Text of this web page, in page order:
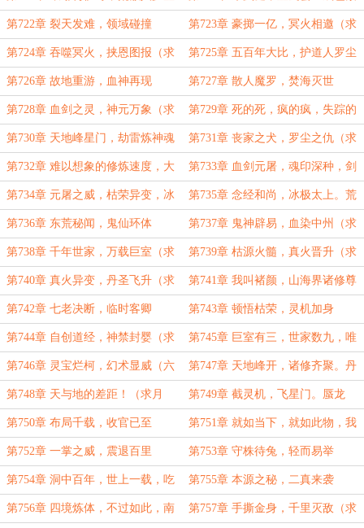
（求月票） 府，败也紫府？
第722章 裂天发难，领域碰撞 第723章 豪掷一亿，冥火相邀（求
月票）
第724章 吞噬冥火，挟恩图报（求
月票）
第725章 五百年大比，护道人罗尘
（求月票）
第726章 故地重游，血神再现 第727章 散人魔罗，焚海灭世
第728章 血剑之灵，神元万象（求
月票！）
第729章 死的死，疯的疯，失踪的
失踪，不祥之海（六千字大章求月
票）
第730章 天地峰星门，劫雷炼神魂
（求月票）
第731章 丧家之犬，罗尘之仇（求
月票）
第732章 难以想象的修炼速度，大
器晚成（求月票！）
第733章 血剑元屠，魂印深种，剑
戟起航，神元封城（求月票！）
第734章 元屠之威，枯荣异变，冰
极宗之难，鬼仙楼再现（求月票！）
第735章 念经和尚，冰极太上。荒
兽一吼，大能出手（求月票）
第736章 东荒秘闻，鬼仙环体 第737章 鬼神辟易，血染中州（求
月票！）
第738章 千年世家，万载巨室（求
月票！）
第739章 枯源火髓，真火晋升（求
月票！）
第740章 真火异变，丹圣飞升（求
月票！）
第741章 我叫褚颜，山海界诸修尊
我为丹圣（求月票！）
第742章 七老决断，临时客卿 第743章 顿悟枯荣，灵机加身
第744章 自创道经，神禁封婴（求
月票！）
第745章 巨室有三，世家数九，唯
有寒门，一枝独秀
第746章 灵宝烂柯，幻术显威（六
千字大章，小补！）
第747章 天地峰开，诸修齐聚。丹
圣飞升，山海相贺！
第748章 天与地的差距！（求月
票）
第749章 截灵机，飞星门。蜃龙
醒，洞天开（求月票！）
第750章 布局千载，收官已至 第751章 就如当下，就如此物，我
罗尘不会让！
第752章 一掌之威，震退百里 第753章 守株待兔，轻而易举
第754章 洞中百年，世上一载，吃
了闷亏的罗尘
第755章 本源之秘，二真来袭
第756章 四境炼体，不过如此，南 第757章 手撕金身，千里灭敌（求